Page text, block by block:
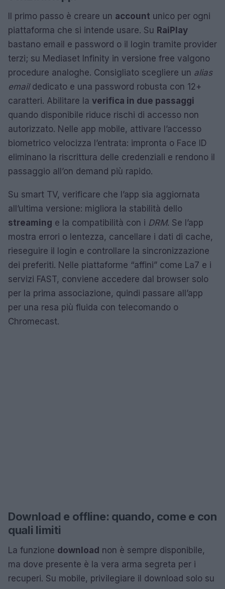
Il primo passo è creare un account unico per ogni
piattaforma che si intende usare. Su RaiPlay
bastano email e password o il login tramite provider
terzi; su Mediaset Infinity in versione free valgono
procedure analoghe. Consigliato scegliere un alias
emaildedicato e una password robusta con 12+
caratteri. Abilitare la verifica in due passaggi
quando disponibile riduce rischi di accesso non
autorizzato. Nelle app mobile, attivare l’accesso
biometrico velocizza l’entrata: impronta o Face ID
eliminano la riscrittura delle credenziali e rendono il
passaggio all’on demand più rapido.
Su smart TV, verificare che l’app sia aggiornata
all’ultima versione: migliora la stabilità dello
streaming e la compatibilità con i DRM. Se l’app
mostra errori o lentezza, cancellare i dati di cache,
rieseguire il login e controllare la sincronizzazione
dei preferiti. Nelle piattaforme “affini” come La7 e i
servizi FAST, conviene accedere dal browser solo
per la prima associazione, quindi passare all’app
per una resa più fluida con telecomando o
Chromecast.
Download e offline: quando, come e con
quali limiti
La funzione download non è sempre disponibile,
ma dove presente è la vera arma segreta per i
recuperi. Su mobile, privilegiare il download solo su